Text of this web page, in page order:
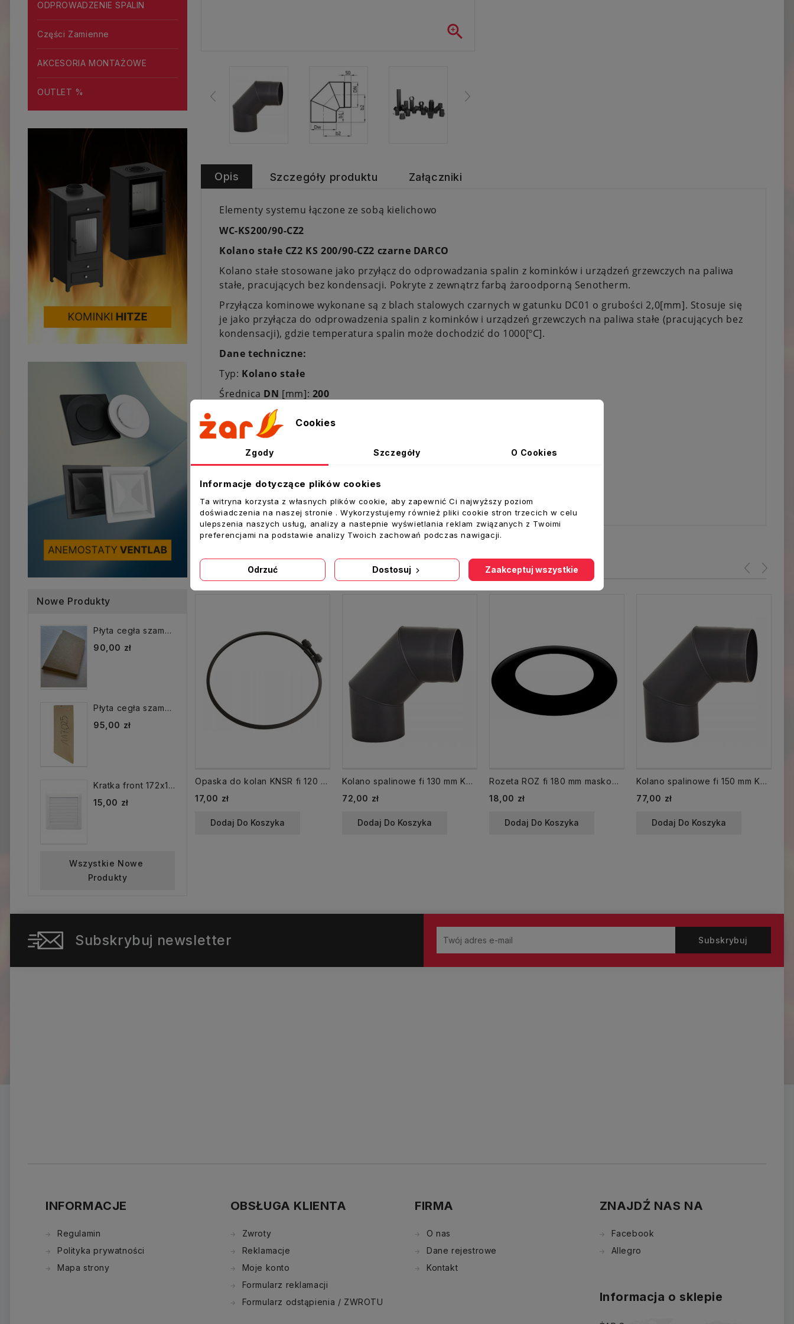
ODPROWADZENIE SPALIN
Części Zamienne
AKCESORIA MONTAŻOWE
OUTLET %
Nowe Produkty
Płyta cegła szamotowa...
90,00 zł
Płyta cegła szamotowa...
95,00 zł
Kratka front 172x172 mm...
15,00 zł
Wszystkie Nowe
Produkty

Opis Szczegóły produktu Załączniki
Elementy systemu łączone ze sobą kielichowo
WC-KS200/90-CZ2
Kolano stałe CZ2 KS 200/90-CZ2 czarne DARCO
Kolano stałe stosowane jako przyłącz do odprowadzania spalin z kominków i urządzeń grzewczych na paliwa
stałe, pracujących bez kondensacji. Pokryte z zewnątrz farbą żaroodporną Senotherm.
Przyłącza kominowe wykonane są z blach stalowych czarnych w gatunku DC01 o grubości 2,0[mm]. Stosuje się
je jako przyłącza do odprowadzenia spalin z kominków i urządzeń grzewczych na paliwa stałe (pracujących bez
kondensacji), gdzie temperatura spalin może dochodzić do 1000[ºC].
Dane techniczne:
Typ: Kolano stałe
Średnica DN [mm]: 200
Dw
Kąt [°]: 90
Regulacja:NIE
Inne produkty w tej kategorii:
Opaska do kolan KNSR fi 120 mm CZ2 DARCO
Cena
17,00 zł
Dodaj Do Koszyka
Kolano spalinowe fi 130 mm KS130/90-CZ2 stałe
Cena
72,00 zł
Dodaj Do Koszyka
Rozeta ROZ fi 180 mm maskownica
Cena
18,00 zł
Dodaj Do Koszyka
Kolano spalinowe fi 150 mm KS150/90-CZ2 stałe
Cena
77,00 zł
Dodaj Do Koszyka
Subskrybuj newsletter
INFORMACJE
Regulamin
Polityka prywatności
Mapa strony
OBSŁUGA KLIENTA
Zwroty
Reklamacje
Moje konto
Formularz reklamacji
Formularz odstąpienia / ZWROTU
FIRMA
O nas
Dane rejestrowe
Kontakt
ZNAJDŹ NAS NA
Facebook
Allegro
Informacja o sklepie
Cookies
Zgody Szczegóły O Cookies
Informacje dotyczące plików cookies
Ta witryna korzysta z własnych plików cookie, aby zapewnić Ci najwyższy poziom
doświadczenia na naszej stronie . Wykorzystujemy również pliki cookie stron trzecich w celu
ulepszenia naszych usług, analizy a nastepnie wyświetlania reklam związanych z Twoimi
preferencjami na podstawie analizy Twoich zachowań podczas nawigacji.
Odrzuć Dostosuj Zaakceptuj wszystkie